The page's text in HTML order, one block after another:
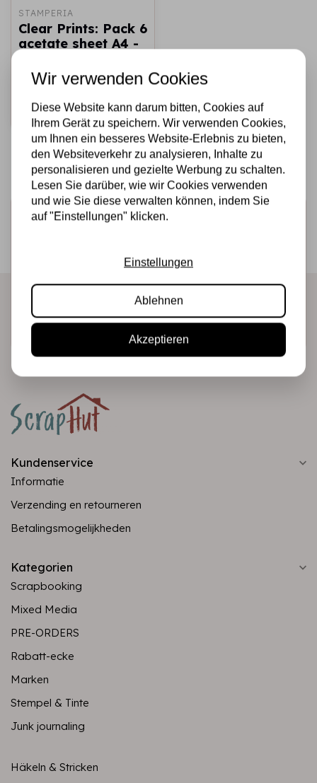
STAMPERIA
Clear Prints: Pack 6
acetate sheet A4 -
€8,95 €5,00 Auf Lager
Schnell
hinzufügen
Melden Sie sich für den Newsletter an
Produkte direkt in Ihrem Posteingang!
Abonnieren
Kundenservice
Informatie
Verzending en retourneren
Betalingsmogelijkheden
Kategorien
Scrapbooking
Mixed Media
PRE-ORDERS
Rabatt-ecke
Marken
Stempel & Tinte
Junk journaling
Häkeln & Stricken
Wir verwenden Cookies
Diese Website kann darum bitten, Cookies auf
Ihrem Gerät zu speichern. Wir verwenden Cookies,
um Ihnen ein besseres Website-Erlebnis zu bieten,
den Websiteverkehr zu analysieren, Inhalte zu
personalisieren und gezielte Werbung zu schalten.
Lesen Sie darüber, wie wir Cookies verwenden
und wie Sie diese verwalten können, indem Sie
auf "Einstellungen" klicken.
Einstellungen
Ablehnen
Akzeptieren